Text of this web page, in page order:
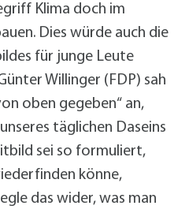
Klima doch im
Dies würde auch die
für junge Leute
Willinger (FDP) sah
oben gegeben“ an,
täglichen Daseins
sei so formuliert,
könne,
das wider, was man